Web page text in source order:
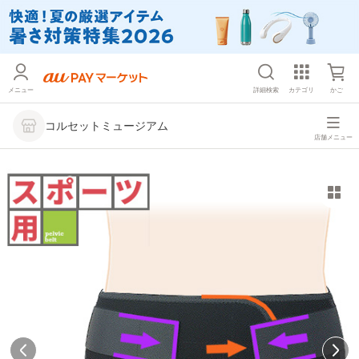
メニュー 詳細検索 カテゴリ かご
コルセットミュージアム
店舗メニュー